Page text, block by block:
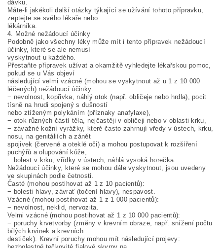
dávku.
Máte-li jakékoli další otázky týkající se užívání tohoto přípravku,
zeptejte se svého lékaře nebo
lékárníka.
4. Možné nežádoucí účinky
Podobně jako všechny léky může mít i tento přípravek nežádoucí
účinky, které se ale nemusí
vyskytnout u každého.
Přestaňte přípravek užívat a okamžitě vyhledejte lékařskou pomoc,
pokud se u Vás objeví
následující velmi vzácné (mohou se vyskytnout až u 1 z 10 000
léčených) nežádoucí účinky:
− nevolnost, kopřivka, náhlý otok (např. obličeje nebo hrdla), pocit
tísně na hrudi spojený s dušností
nebo ztíženým polykáním (příznaky anafylaxe),
− otok různých částí těla, nejčastěji v obličeji nebo v oblasti krku,
− závažné kožní vyrážky, které často zahrnují vředy v ústech, krku,
nosu, na genitáliích a zánět
spojivek (červené a oteklé oči) a mohou postupovat k rozšíření
puchýřů a olupování kůže,
− bolest v krku, vřídky v ústech, náhlá vysoká horečka.
Nežádoucí účinky, které se mohou dále vyskytnout, jsou uvedeny
ve skupinách podle četnosti.
Časté (mohou postihovat až 1 z 10 pacientů):
− bolesti hlavy, závrať (točení hlavy), nespavost.
Vzácné (mohou postihovat až 1 z 1 000 pacientů):
− nevolnost, neklid, nervozita.
Velmi vzácné (mohou postihovat až 1 z 10 000 pacientů):
− poruchy krvetvorby (změny v krevním obraze, např. snížení počtu
bílých krvinek a krevních
destiček). Krevní poruchy mohou mít následující projevy: